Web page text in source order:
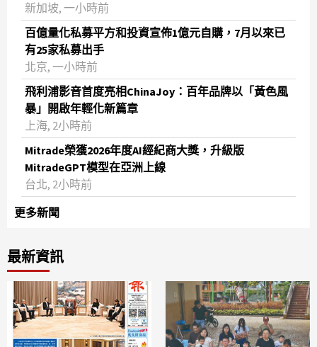
新加坡, 一小時前
百億量化私募平方和投資宣佈1億元自購，7月以來已
有25家私募出手
北京, 一小時前
飛利浦影音首度亮相ChinaJoy：百年品牌以「黃色風
暴」開啟年輕化新篇章
上海, 2小時前
Mitrade榮獲2026年度AI經紀商大獎，升級版
MitradeGPT模型在亞洲上線
台北, 2小時前
更多新聞
最新資訊